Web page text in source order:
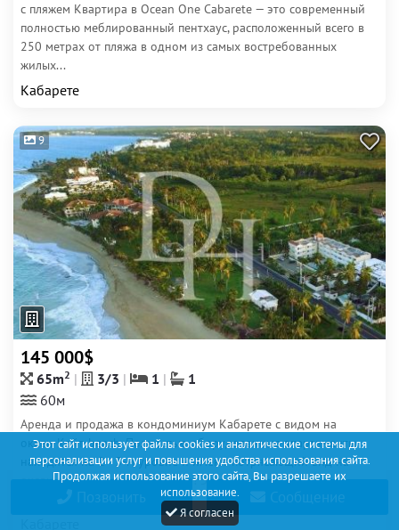
Этот сайт использует файлы cookies и аналитические системы для
персонализации услуг и повышения удобства использования сайта.
Продолжая использование этого сайта, Вы разрешаете их
использование.
Я согласен
с пляжем Квартира в Ocean One Cabarete — это современный
полностью меблированный пентхаус, расположенный всего в
250 метрах от пляжа в одном из самых востребованных
жилых...
Кабарете
9
145 000$
65m2 3/3 1
1
60м
Аренда и продажа в кондоминиум Кабарете с видом на
океан Кайт-beach. Полностью оборудованные апартаменты
находятся на 2 - 3-м уровне и имеют потрясающий вид на
океан прямо с вашего балкона! Это идеальное место с
круглосуточной...
Позвонить Сообщение